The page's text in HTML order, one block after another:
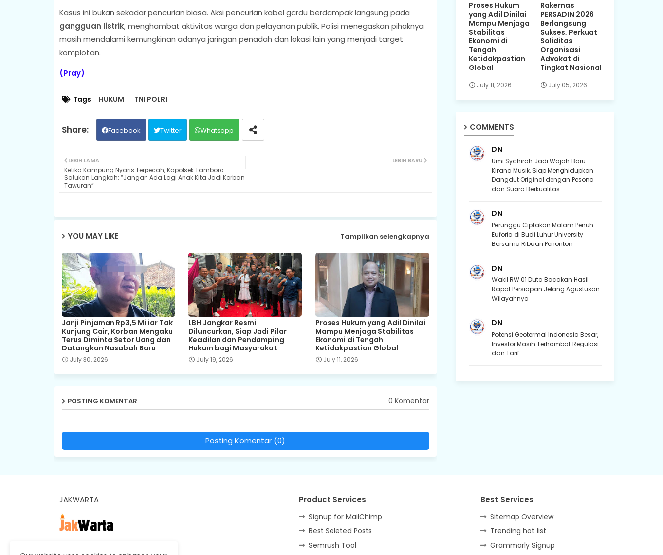
Kasus ini bukan sekadar pencurian biasa. Aksi pencurian kabel gardu berdampak langsung pada
gangguan listrik, menghambat aktivitas warga dan pelayanan publik. Polisi menegaskan pihaknya
masih mendalami kemungkinan adanya jaringan penadah dan lokasi lain yang menjadi target
komplotan.
(Pray)
Tags HUKUM TNI POLRI
Facebook Twitter Whatsapp
LEBIH BARU
LEBIH LAMA
Ketika Kampung Nyaris Terpecah, Kapolsek Tambora
Satukan Langkah: “Jangan Ada Lagi Anak Kita Jadi Korban
Tawuran”
YOU MAY LIKE Tampilkan selengkapnya
Janji Pinjaman Rp3,5 Miliar Tak
Kunjung Cair, Korban Mengaku
Terus Diminta Setor Uang dan
Datangkan Nasabah Baru
July 30, 2026
LBH Jangkar Resmi
Diluncurkan, Siap Jadi Pilar
Keadilan dan Pendamping
Hukum bagi Masyarakat
July 19, 2026
Proses Hukum yang Adil Dinilai
Mampu Menjaga Stabilitas
Ekonomi di Tengah
Ketidakpastian Global
July 11, 2026
POSTING KOMENTAR 0 Komentar
Posting Komentar (0)
Proses Hukum
yang Adil Dinilai
Mampu Menjaga
Stabilitas
Ekonomi di
Tengah
Ketidakpastian
Global
July 11, 2026
Rakernas
PERSADIN 2026
Berlangsung
Sukses, Perkuat
Soliditas
Organisasi
Advokat di
Tingkat Nasional
July 05, 2026
COMMENTS
DN
Umi Syahirah Jadi Wajah Baru
Kirana Musik, Siap Menghidupkan
Dangdut Original dengan Pesona
dan Suara Berkualitas
DN
Perunggu Ciptakan Malam Penuh
Euforia di Budi Luhur University
Bersama Ribuan Penonton
DN
Wakil RW 01 Duta Bacakan Hasil
Rapat Persiapan Jelang Agustusan
Wilayahnya
DN
Potensi Geotermal Indonesia Besar,
Investor Masih Terhambat Regulasi
dan Tarif
JAKWARTA Product Services
Signup for MailChimp
Best Seleted Posts
Semrush Tool
Best Services
Sitemap Overview
Trending hot list
Grammarly Signup